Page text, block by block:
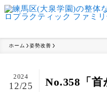
ホーム 姿勢改善
No.358「首
2024
12/25